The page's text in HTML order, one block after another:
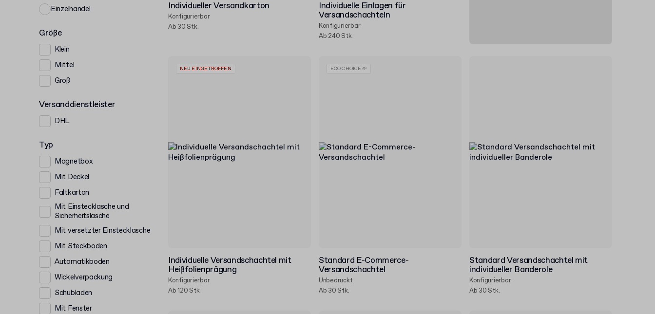
Einzelhandel
Größe
Klein
Mittel
Groß
Versanddienstleister
DHL
Typ
Magnetbox
Mit Deckel
Faltkarton
Mit Einstecklasche und
Sicherheitslasche
Mit versetzter Einstecklasche
Mit Steckboden
Automatikboden
Wickelverpackung
Schubladen
Mit Fenster
Individueller Versandkarton
Konfigurierbar
Ab 30 Stk.
Individuelle Einlagen für
Versandschachteln
Konfigurierbar
Ab 240 Stk.
Individuelle Versandschachtel mit
Heißfolienprägung
Konfigurierbar
Ab 120 Stk.
NEU EINGETROFFEN
Standard E-Commerce-
Versandschachtel
Unbedruckt
Ab 30 Stk.
ECO CHOICE 🌱
Standard Versandschachtel mit
individueller Banderole
Konfigurierbar
Ab 30 Stk.